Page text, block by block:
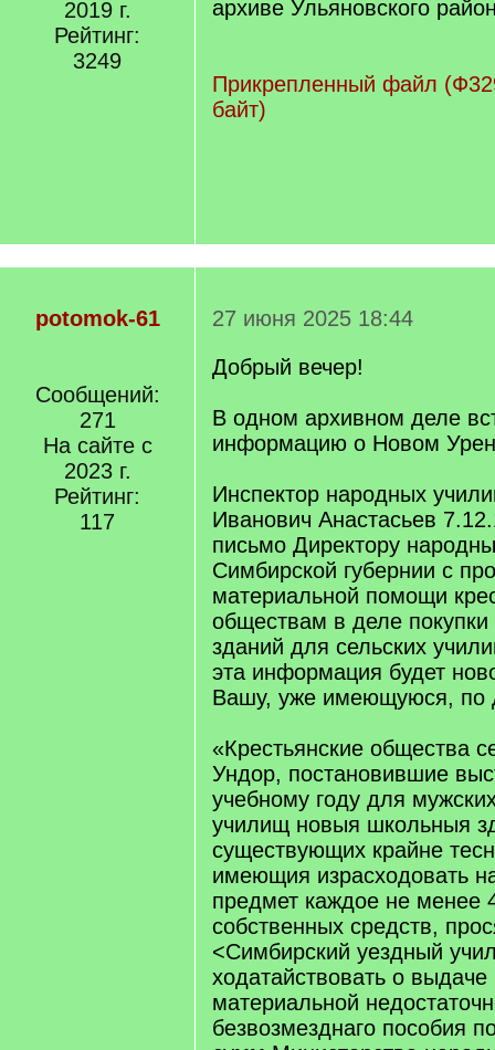
2019 г.
Рейтинг:
3249
архиве Ульяновского
Прикрепленный файл
байт)
potomok-61
Сообщений:
271
На сайте с
2023 г.
Рейтинг:
117
27 июня 2025 18:44
Добрый вечер!
В одном архивном деле
информацию о Новом
Инспектор народных
Иванович Анастасьев
письмо Директору
Симбирской губернии с
материальной помощи
обществам в деле покупки
зданий для сельских
эта информация будет
Вашу, уже имеющуюся, по
«Крестьянские общества
Ундор, постановившие
учебному году для
училищ новыя школьныя
существующих крайне
имеющия израсходовать
предмет каждое не менее
собственных средств,
<Симбирский уездный
ходатайствовать о
материальной
безвозмезднаго пособия